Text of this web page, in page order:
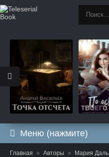
Меню (нажмите)
Главная Авторы Мария Даль